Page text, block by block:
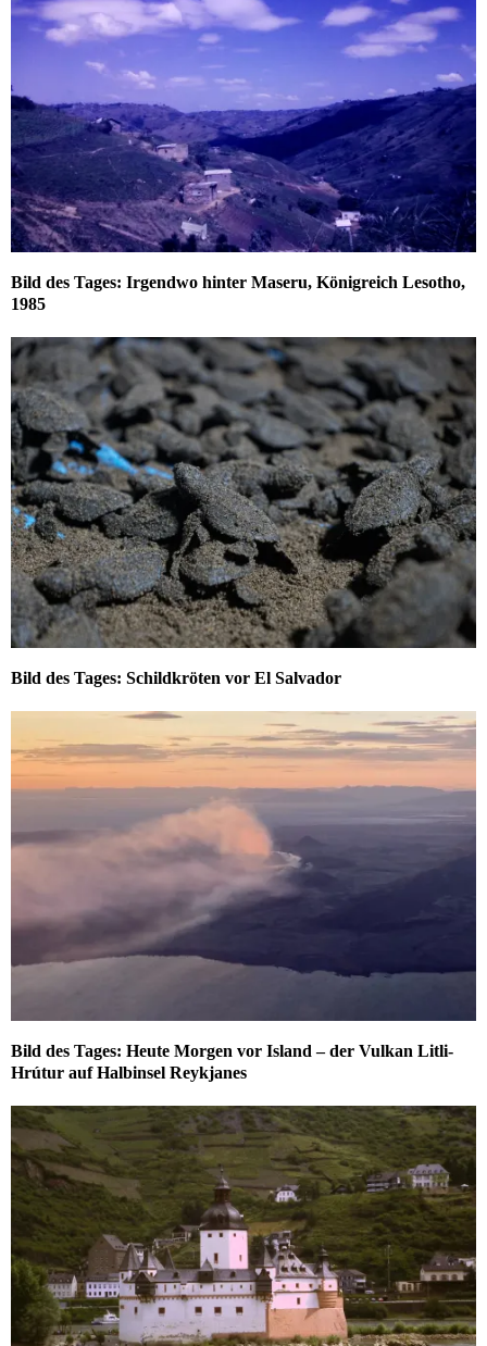
Bild des Tages: Irgendwo hinter Maseru, Königreich Lesotho,
1985
Bild des Tages: Schildkröten vor El Salvador
Bild des Tages: Heute Morgen vor Island – der Vulkan Litli-
Hrútur auf Halbinsel Reykjanes